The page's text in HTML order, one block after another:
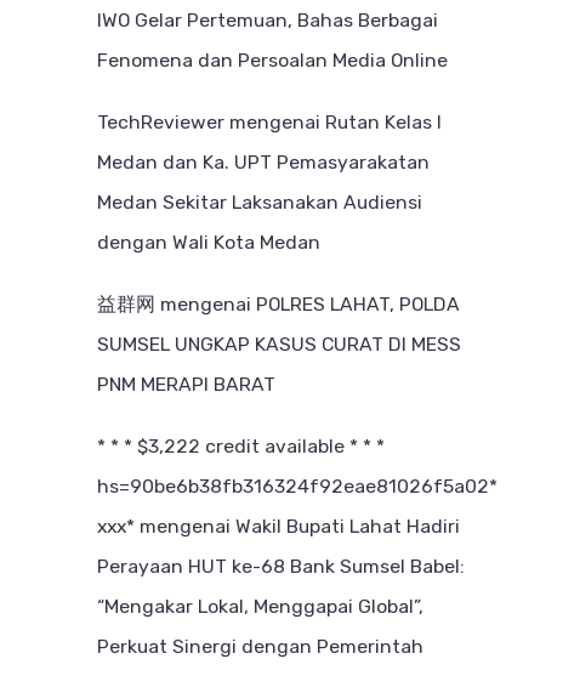
IWO Gelar Pertemuan, Bahas Berbagai
Fenomena dan Persoalan Media Online
TechReviewer mengenai Rutan Kelas I
Medan dan Ka. UPT Pemasyarakatan
Medan Sekitar Laksanakan Audiensi
dengan Wali Kota Medan
益群网 mengenai POLRES LAHAT, POLDA
SUMSEL UNGKAP KASUS CURAT DI MESS
PNM MERAPI BARAT
* * * $3,222 credit available * * *
hs=90be6b38fb316324f92eae81026f5a02*
ххх* mengenai Wakil Bupati Lahat Hadiri
Perayaan HUT ke-68 Bank Sumsel Babel:
“Mengakar Lokal, Menggapai Global”,
Perkuat Sinergi dengan Pemerintah